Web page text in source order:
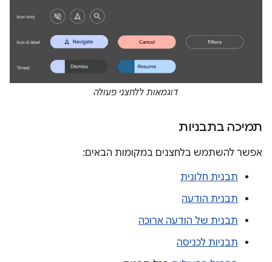
דוגמאות ללחצני פעולה
תמיכה בתבניות
אפשר להשתמש בלחצנים במקומות הבאים:
תבנית חלונית
תבנית הודעה
תבנית של הודעה ארוכה
תבניות לכניסה